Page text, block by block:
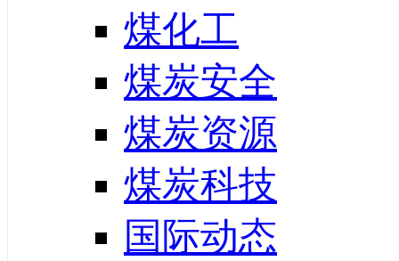
煤化工
煤炭安全
煤炭资源
煤炭科技
国际动态